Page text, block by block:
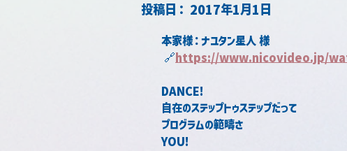
2017年1月1日
​投稿日：
本家様：ナユタン星人 様
🔗https://www.nicovideo.jp/
DANCE!
自在のステップトゥステップだって
プログラムの範疇さ
YOU!